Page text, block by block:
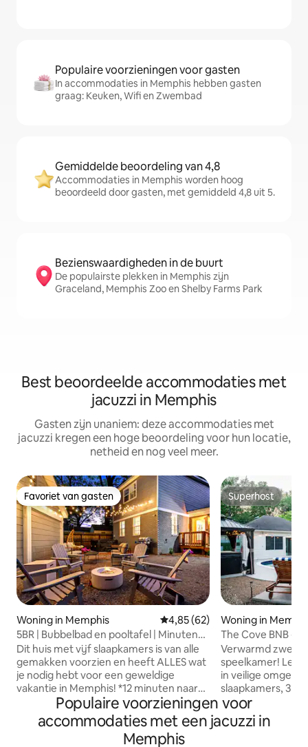
Populaire voorzieningen voor gasten
In accommodaties in Memphis hebben gasten
graag: Keuken, Wifi en Zwembad
Gemiddelde beoordeling van 4,8
Accommodaties in Memphis worden hoog
beoordeeld door gasten, met gemiddeld 4,8 uit 5.
Bezienswaardigheden in de buurt
De populairste plekken in Memphis zijn
Graceland, Memphis Zoo en Shelby Farms Park
Best beoordeelde accommodaties met
jacuzzi in Memphis
Gasten zijn unaniem: deze accommodaties met
jacuzzi kregen een hoge beoordeling voor hun locatie,
netheid en nog veel meer.
Favoriet van gasten
Favoriet van gasten
Woning in Memphis Gemiddelde beoordeling van
4,85 (62)
5BR | Bubbelbad en pooltafel | Minuten
naar Beale
Dit huis met vijf slaapkamers is van alle
gemakken voorzien en heeft ALLES wat
je nodig hebt voor een geweldige
vakantie in Memphis! *12 minuten naar
Beale *15 minuten naar Graceland
*Biljarttafel en tafeltennis
*Fitnessapparatuur * 3 slaapkamers/3
badkamers - Slaapplaatsen voor 6
Superhost
Superhost
Woning in
The Cove BNB -
zwembad!
Verwarmd
speelkamer!
in veilige
slaapkamers, 3
voor 10 + wiegjes
kingsize bedden,
queensize
Populaire voorzieningen voor
accommodaties met een jacuzzi in
Memphis